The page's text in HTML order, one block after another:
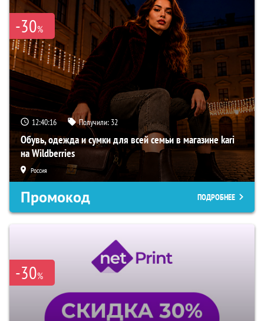
-30%
12:40:16 Получили: 32
Обувь, одежда и сумки для всей семьи в магазине kari
на Wildberries
Россия
Промокод ПОДРОБНЕЕ
-30%